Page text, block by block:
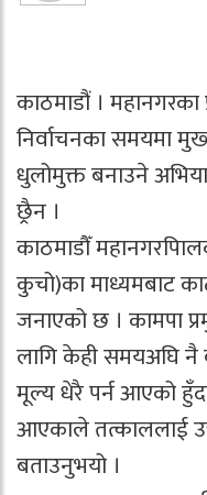
काठमाडौं ।
निर्वाचनका समयमा
धुलोमुक्त बनाउने
छ्रैन ।
काठमाडौँ
कुचो)का माध्यमबाट
जनाएको छ । कामपा
लागि केही समयअघि नै
मूल्य धेरै पर्न आएको
आएकाले तत्काललाई
बताउनुभयो ।